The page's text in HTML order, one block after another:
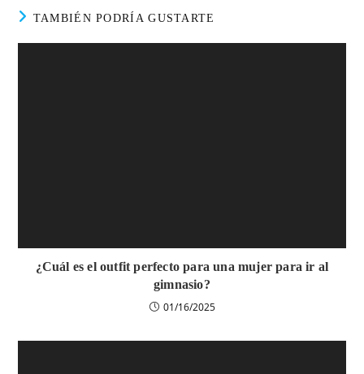
TAMBIÉN PODRÍA GUSTARTE
¿Cuál es el outfit perfecto para una mujer para ir al
gimnasio?
01/16/2025